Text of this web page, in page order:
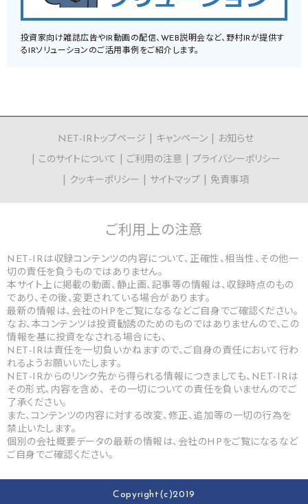
投資家向け雑誌広告やIR動画の配信、WEB説明会など、野村IRが提供す
るIRソリューションのご活用事例をご紹介します。
NET-IRトップページ キャンペーン
お知らせ
このサイトについて
ご利用の注意
プライバシーポリシー
クッキーポリシー
サイトマップ 免責事項
ご利用上の注意
NET-IRは収録コンテンツの内容について、正確性、相当性、その他一
切の責任を負うものではありません。
本サイト上に掲載の動画、静止画、記事等の情報は、収録時点のもの
であり、その後、変更されている場合があります。
最新の情報は、会社のHPをご覧になるなどご自身でご確認ください。
なお、本コンテンツは投資勧誘のためのものではありませんので、この
情報を基に投資をなされる場合にも、
NET-IRは責任を一切負いかねますので、ご自身の責任において行わ
れるようお願いいたします。
NET-IRからのリンク先から得られる情報につきましても、NET-IRは
その形式、内容を含め、 その一切についての責任を負いませんのでご
了承ください。
また、コンテンツの内容に対する改変、修正、追加等の一切の行為を
禁止いたします。
個別の会社概要データの最新の情報は、会社のHPをご覧になるなど
ご自身でご確認ください。
Copyright(c)2019